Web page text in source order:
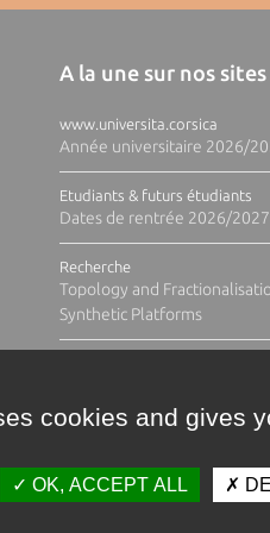
A la une sur nos
www.universita.corsica
Année universitaire 2026/
Etudiants & futurs étudiants
Dates de rentrée 2026/
Recherche
Topology and
Synthetic Platforms
cookies and gives
OK, ACCEPT ALL